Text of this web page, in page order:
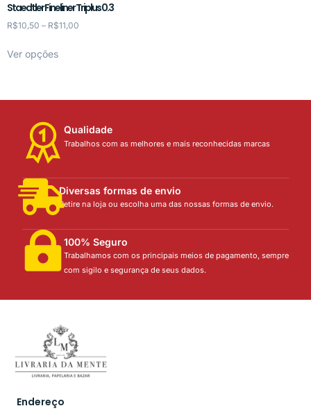
Staedtler Fineliner Triplus 0.3
R$10,50 – R$11,00
Ver opções
Qualidade
Trabalhos com as melhores e mais reconhecidas marcas
Diversas formas de envio
Retire na loja ou escolha uma das nossas formas de envio.
100% Seguro
Trabalhamos com os principais meios de pagamento, sempre
com sigilo e segurança de seus dados.
Endereço